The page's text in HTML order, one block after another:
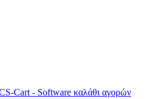
Cart - Software καλάθι αγορών